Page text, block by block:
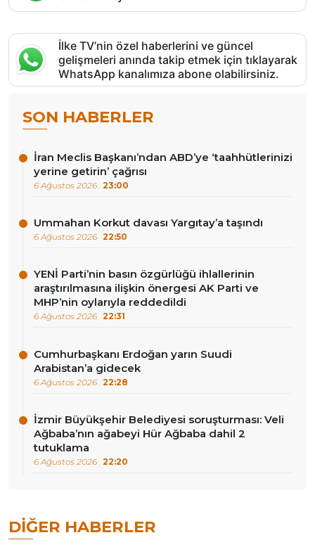
İlke TV’nin özel haberlerini ve güncel
gelişmeleri anında takip etmek için tıklayarak
WhatsApp kanalımıza abone olabilirsiniz.
SON HABERLER
İran Meclis Başkanı’ndan ABD’ye ‘taahhütlerinizi
yerine getirin’ çağrısı
6 Ağustos 2026 23:00
Ummahan Korkut davası Yargıtay’a taşındı
6 Ağustos 2026 22:50
YENİ Parti’nin basın özgürlüğü ihlallerinin
araştırılmasına ilişkin önergesi AK Parti ve
MHP’nin oylarıyla reddedildi
6 Ağustos 2026 22:31
Cumhurbaşkanı Erdoğan yarın Suudi
Arabistan’a gidecek
6 Ağustos 2026 22:28
İzmir Büyükşehir Belediyesi soruşturması: Veli
Ağbaba’nın ağabeyi Hür Ağbaba dahil 2
tutuklama
6 Ağustos 2026 22:20
DIĞER HABERLER